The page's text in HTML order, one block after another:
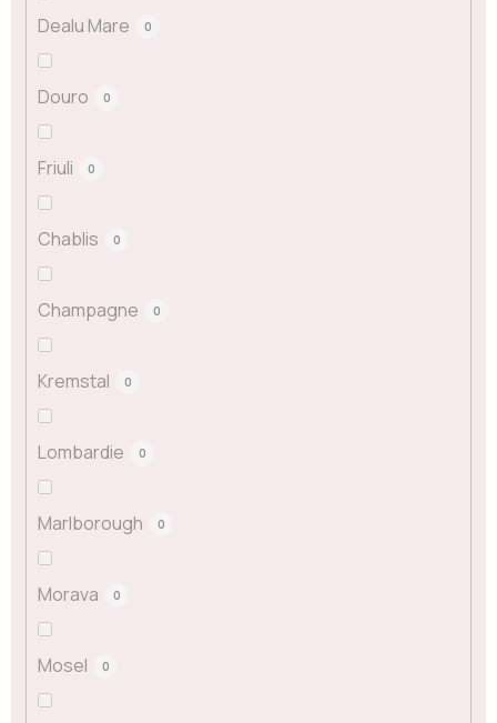
Dealu Mare 0
Douro 0
Friuli 0
Chablis 0
Champagne 0
Kremstal 0
Lombardie 0
Marlborough 0
Morava 0
Mosel 0